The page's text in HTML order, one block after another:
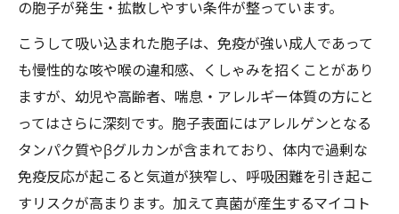
の胞子が発生・拡散しやすい条件が整っています。
こうして吸い込まれた胞子は、免疫が強い成人であって
も慢性的な咳や喉の違和感、くしゃみを招くことがあり
ますが、幼児や高齢者、喘息・アレルギー体質の方にと
ってはさらに深刻です。胞子表面にはアレルゲンとなる
タンパク質やβグルカンが含まれており、体内で過剰な
免疫反応が起こると気道が狭窄し、呼吸困難を引き起こ
すリスクが高まります。加えて真菌が産生するマイコト